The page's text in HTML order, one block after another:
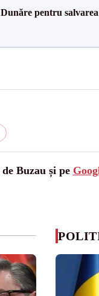
pentru
Buzau și pe